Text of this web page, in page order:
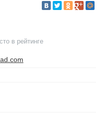
в рейтинге